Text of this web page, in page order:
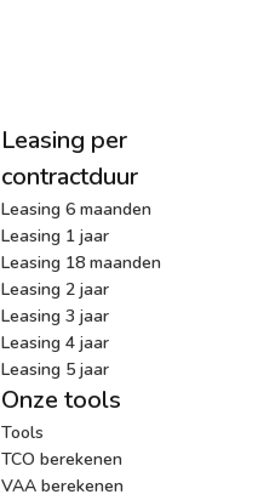
Leasing per
contractduur
Leasing 6 maanden
Leasing 1 jaar
Leasing 18 maanden
Leasing 2 jaar
Leasing 3 jaar
Leasing 4 jaar
Leasing 5 jaar
Onze tools
Tools
TCO berekenen
VAA berekenen